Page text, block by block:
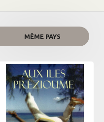
MÊME PAYS